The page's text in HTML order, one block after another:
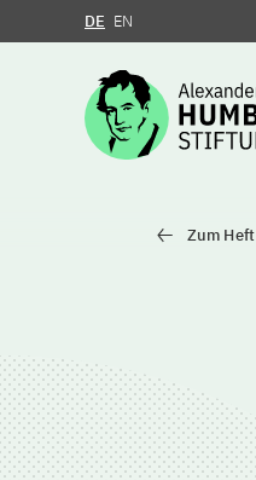
Zum Inhalt springen
DE EN
Zum Heft